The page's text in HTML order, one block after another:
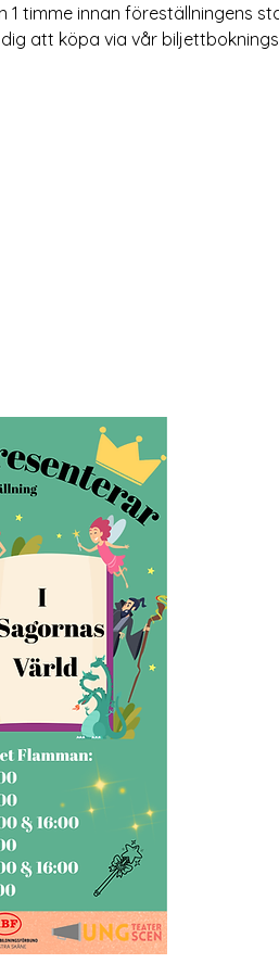
1 timme innan föreställningens
att köpa via vår